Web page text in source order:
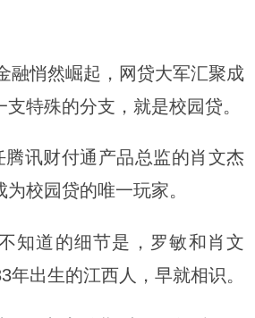
融悄然崛起，网贷大军汇聚成
特殊的分支，就是校园贷。
腾讯财付通产品总监的肖文杰
为校园贷的唯一玩家。
知道的细节是，罗敏和肖文
年出生的江西人，早就相识。